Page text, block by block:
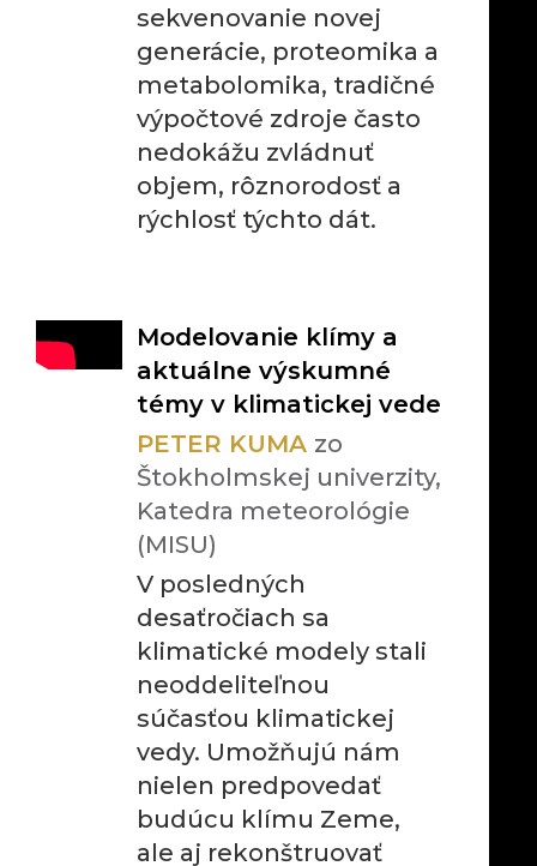
sekvenovanie novej
generácie, proteomika a
metabolomika, tradičné
výpočtové zdroje často
nedokážu zvládnuť
objem, rôznorodosť a
rýchlosť týchto dát.
Modelovanie klímy a
aktuálne výskumné
témy v klimatickej vede
PETER KUMA zo
Štokholmskej univerzity,
Katedra meteorológie
(MISU)
V posledných
desaťročiach sa
klimatické modely stali
neoddeliteľnou
súčasťou klimatickej
vedy. Umožňujú nám
nielen predpovedať
budúcu klímu Zeme,
ale aj rekonštruovať